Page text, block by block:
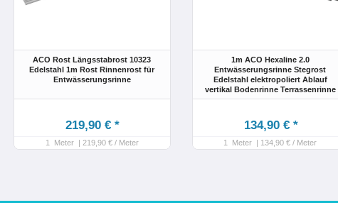
ACO Rost Längsstabrost 10323
Edelstahl 1m Rost Rinnenrost für
Entwässerungsrinne
219,90 € *
1 Meter | 219,90 € / Meter
1m ACO Hexaline 2.0
Entwässerungsrinne Stegrost
Edelstahl elektropoliert Ablauf
vertikal Bodenrinne Terrassenrinne
134,90 € *
1 Meter | 134,90 € / Meter